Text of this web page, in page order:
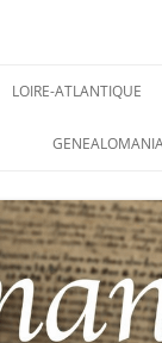
LOIRE-ATLANTIQUE
LES ENFANTS DU
CARRÉ MILITAIRE
CLION-SUR-MER
LES SOLDATS
N°65 – LE CLION-